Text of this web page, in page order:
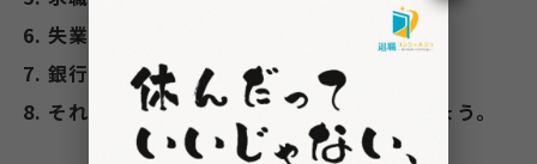
失業認定を受ける
銀行口座に給付金が振り込まれる
それぞれのステップを詳しくみていきましょう。